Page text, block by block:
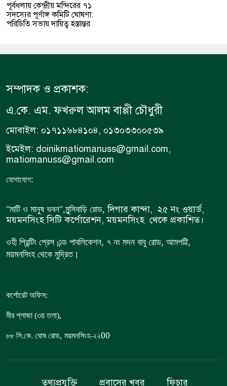
পূর্বধলায় কেন্দ্রীয় মন্দিরের ৭১
সদস্যের পূর্ণাঙ্গ কমিটি ঘোষণা:
পরিচিতি সভায় দায়িত্ব হস্তান্তর
সম্পাদক ও প্রকাশক:
এ.কে. এম. ফখরুল আলম বাপ্পী চৌধুরী
মোবাইল: ০১৭১১৬৮৪১০৪, ০১৩০৩৩০০৫৩৯
ইমেইল: doinikmatiomanuss@gmail.com,
matiomanuss@gmail.com
যোগাযোগ:
"মাটি ও মানুষ ভবন",মুন্সিবাড়ি রোড, দিগার কান্দা, ২৫ নং ওয়ার্ড,
ময়মনসিংহ সিটি কর্পোরেশন, ময়মনসিংহ থেকে প্রকাশিত।
ওহী প্রিন্টিং প্রেস এন্ড পাবলিকেশন, ৭ নং মদন বাবু রোড, আমপট্টি,
ময়মনসিংহ থেকে মুদ্রিত।
কর্পোরেট অফিস:
মীর প্লাজা (৩য় তলা),
৮৮ সি.কে. ঘোষ রোড, ময়মনসিংহ-২২00
তথ্যপ্রযুক্তি প্রবাসের খবর ফিচার